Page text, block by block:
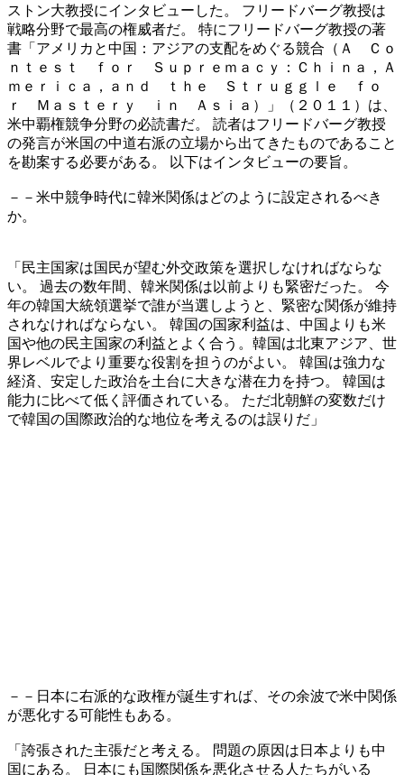
ストン大教授にインタビューした。 フリードバーグ教授は
戦略分野で最高の権威者だ。 特にフリードバーグ教授の著
書「アメリカと中国：アジアの支配をめぐる競合（Ａ Ｃｏ
ｎｔｅｓｔ ｆｏｒ Ｓｕｐｒｅｍａｃｙ：Ｃｈｉｎａ，Ａ
ｍｅｒｉｃａ，ａｎｄ ｔｈｅ Ｓｔｒｕｇｇｌｅ ｆｏ
ｒ Ｍａｓｔｅｒｙ ｉｎ Ａｓｉａ）」（２０１１）は、
米中覇権競争分野の必読書だ。 読者はフリードバーグ教授
の発言が米国の中道右派の立場から出てきたものであること
を勘案する必要がある。 以下はインタビューの要旨。
－－米中競争時代に韓米関係はどのように設定されるべき
か。
「民主国家は国民が望む外交政策を選択しなければならな
い。 過去の数年間、韓米関係は以前よりも緊密だった。 今
年の韓国大統領選挙で誰が当選しようと、緊密な関係が維持
されなければならない。 韓国の国家利益は、中国よりも米
国や他の民主国家の利益とよく合う。韓国は北東アジア、世
界レベルでより重要な役割を担うのがよい。 韓国は強力な
経済、安定した政治を土台に大きな潜在力を持つ。 韓国は
能力に比べて低く評価されている。 ただ北朝鮮の変数だけ
で韓国の国際政治的な地位を考えるのは誤りだ」
－－日本に右派的な政権が誕生すれば、その余波で米中関係
が悪化する可能性もある。
「誇張された主張だと考える。 問題の原因は日本よりも中
国にある。 日本にも国際関係を悪化させる人たちがいる